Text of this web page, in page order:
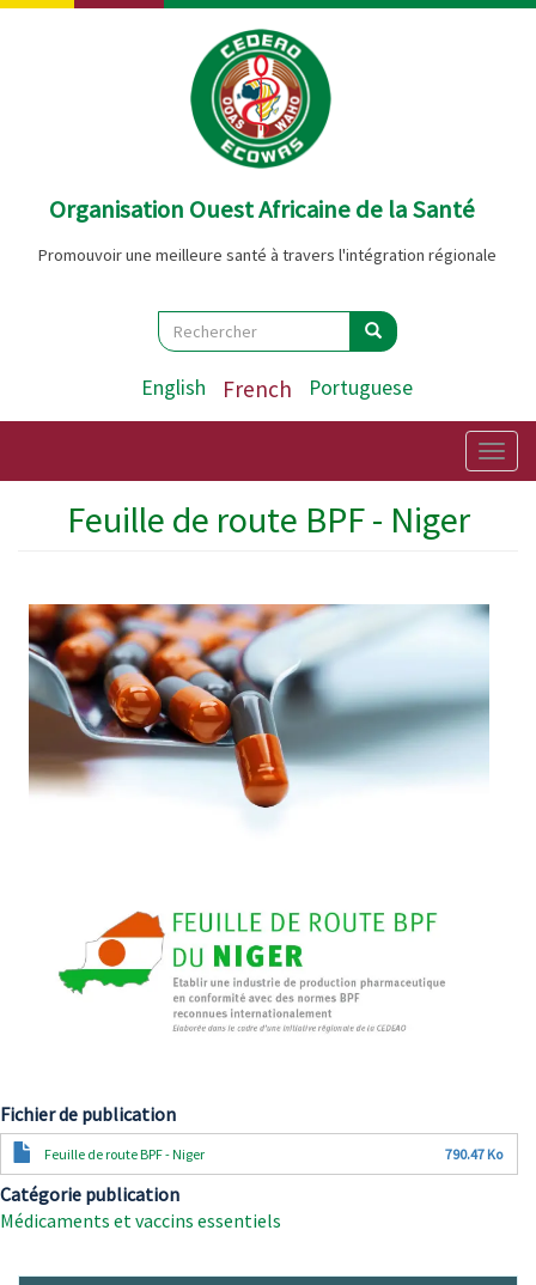
Aller
Organisation Ouest Africaine de la Santé
Promouvoir une meilleure santé à travers l'intégration régionale
Search
Rechercher Rechercher
English French Portuguese
Feuille de route BPF - Niger
Fichier de publication
DocumentFeuille de route BPF - Niger 790.47 Ko
Catégorie publication
Médicaments et vaccins essentiels